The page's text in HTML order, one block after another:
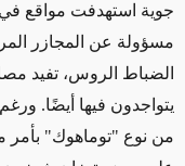
جوية استهدفت مواقع
مسؤولة عن المجازر
الضباط الروس، تفيد
من نوع "توماهوك" بأمر